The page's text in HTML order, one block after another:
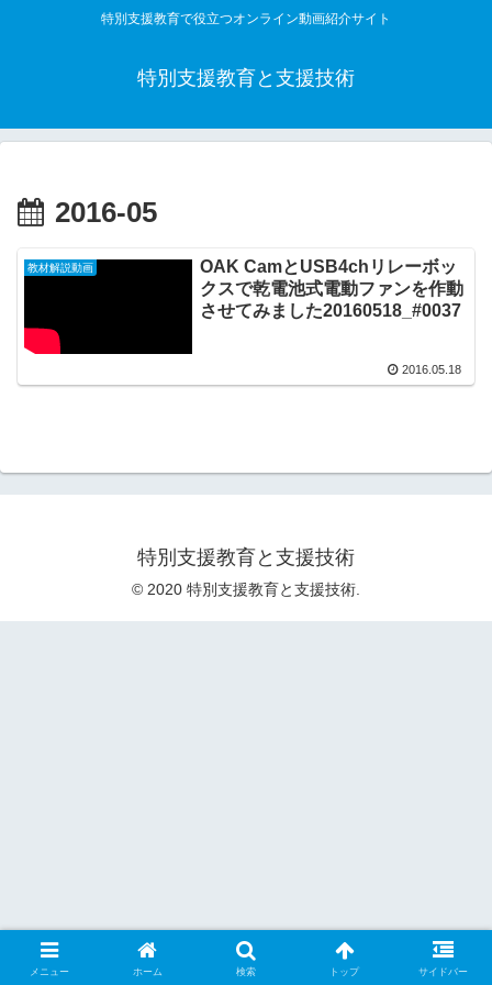
特別支援教育で役立つオンライン動画紹介サイト
特別支援教育と支援技術
2016-05
教材解説動画
OAK CamとUSB4chリレーボッ
クスで乾電池式電動ファンを作動
させてみました20160518_#0037
2016.05.18
特別支援教育と支援技術
© 2020 特別支援教育と支援技術.
メニュー ホーム 検索 トップ サイドバー